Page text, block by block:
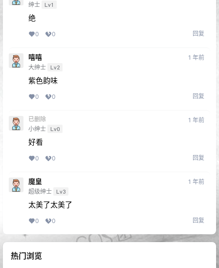
绅士 Lv1
绝
0 0 回复
嘻嘻
大绅士 Lv2
1 年前
紫色韵味
0 0 回复
已删除
小绅士 Lv0
1 年前
好看
0 0 回复
魔皇
超级绅士 Lv3
1 年前
太美了太美了
0 0 回复
热门浏览